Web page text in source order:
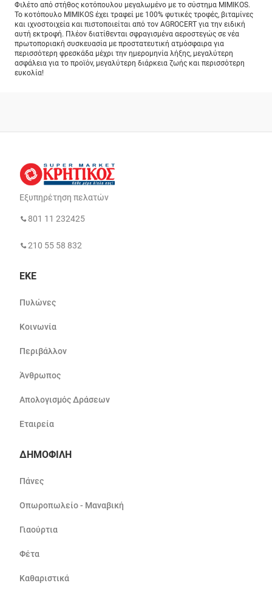
Φιλέτο από στήθος κοτόπουλου μεγαλωμένο με το σύστημα MIMIKOS.
Το κοτόπουλο MIMIKOS έχει τραφεί με 100% φυτικές τροφές, βιταμίνες
και ιχνοστοιχεία και πιστοποιείται από τον AGROCERT για την ειδική
αυτή εκτροφή. Πλέον διατίθενται σφραγισμένα αεροστεγώς σε νέα
πρωτοποριακή συσκευασία με προστατευτική ατμόσφαιρα για
περισσότερη φρεσκάδα μέχρι την ημερομηνία λήξης, μεγαλύτερη
ασφάλεια για το προϊόν, μεγαλύτερη διάρκεια ζωής και περισσότερη
ευκολία!
Εξυπηρέτηση πελατών
801 11 232425
210 55 58 832
ΕΚΕ
Πυλώνες
Κοινωνία
Περιβάλλον
Άνθρωπος
Απολογισμός Δράσεων
Εταιρεία
ΔΗΜΟΦΙΛΗ
Πάνες
Οπωροπωλείο - Μαναβική
Γιαούρτια
Φέτα
Καθαριστικά